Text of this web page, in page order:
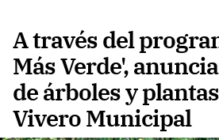
A través del
Más Verde',
de árboles y
Vivero Municipal